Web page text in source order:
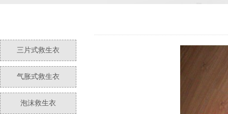
三片式救生衣
气胀式救生衣
泡沫救生衣